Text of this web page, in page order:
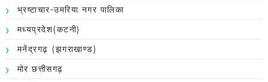
भ्रष्टाचार-उमरिया नगर पालिका
मध्यप्रदेश(कटनी)
मनेंद्रगढ़ (झगराखाण्ड)
मोर छत्तीसगढ़